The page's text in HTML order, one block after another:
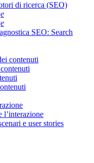
di ricerca (SEO)
SEO: Search
contenuti
l’interazione
e user stories